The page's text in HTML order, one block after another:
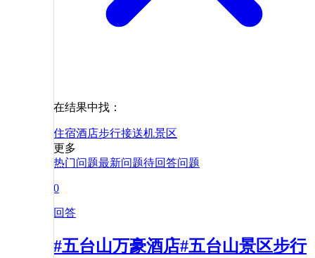
在结果中找：
住宿酒店步行接送机景区
更多
热门问题最新问题待回答问题
0
回答
#五台山万豪酒店#五台山景区步行